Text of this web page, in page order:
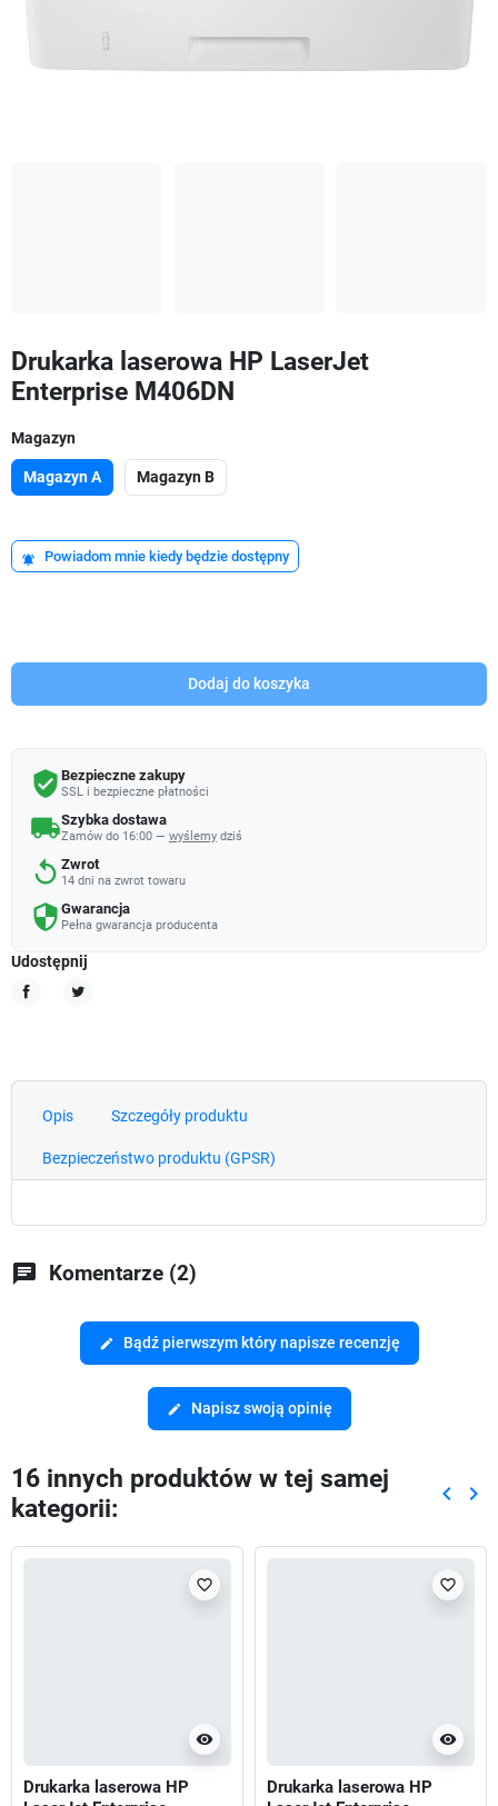
Drukarka laserowa HP LaserJet
Enterprise M406DN
Magazyn
Magazyn A Magazyn B
notifications_active Powiadom mnie kiedy będzie dostępny
Dodaj do koszyka
verified_user Bezpieczne zakupy
SSL i bezpieczne płatności
local_shippingSzybka dostawa
Zamów do 16:00 — wyślemy dziś
replay Zwrot
14 dni na zwrot towaru
security Gwarancja
Pełna gwarancja producenta
Udostępnij
Opis Szczegóły produktu
Bezpieczeństwo produktu (GPSR)
chat Komentarze (2)
edit Bądź pierwszym który napisze recenzję
edit Napisz swoją opinię
16 innych produktów w tej samej
kategorii:
keyboard_arrow_left keyboard_arrow_right
visibility
favorite_border
Drukarka laserowa HP
visibility
favorite_border
Drukarka laserowa HP